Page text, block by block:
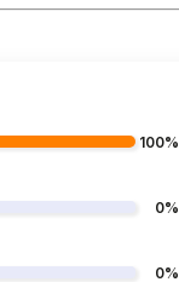
100%
0%
0%